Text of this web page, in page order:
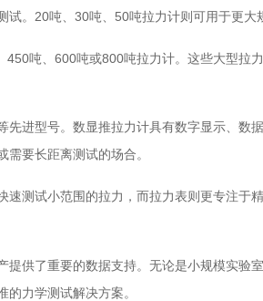
。20吨、30吨、50吨拉力计则可用于更大
吨、600吨或800吨拉力计。这些大型拉
进型号。数显推拉力计具有数字显示、数
要长距离测试的场合。
测试小范围的拉力，而拉力表则更专注于
供了重要的数据支持。无论是小规模实验
力学测试解决方案。